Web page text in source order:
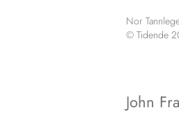
Nor
© Tidende
John